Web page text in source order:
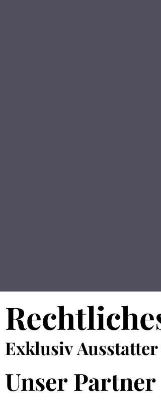
Rechtliches
Rechtliches
Exklusiv Ausstatter
Exklusiv Ausstatter
Unser Partner
Unser Partner